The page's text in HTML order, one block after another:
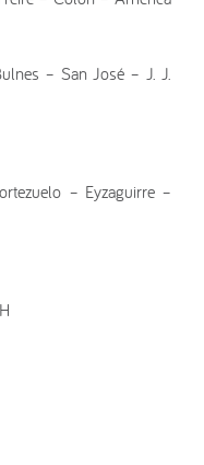
– San José – J. J.
– Eyzaguirre –